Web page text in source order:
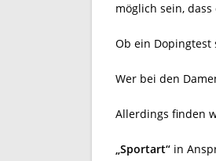
möglich sein,
Ob ein
Wer bei den
Allerdings finden
„Sportart“ in